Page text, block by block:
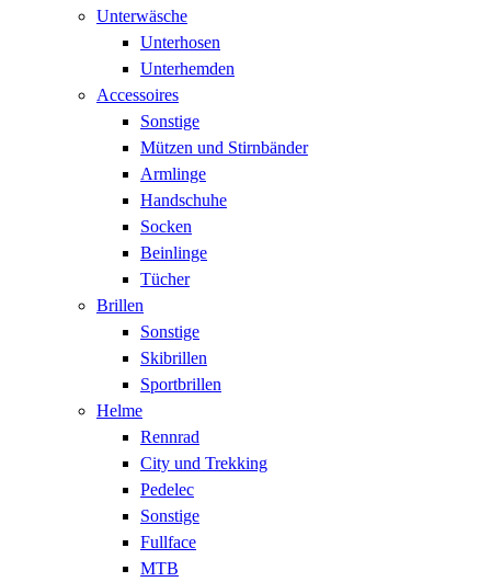
Unterwäsche
Unterhosen
Unterhemden
Accessoires
Sonstige
Mützen und Stirnbänder
Armlinge
Handschuhe
Socken
Beinlinge
Tücher
Brillen
Sonstige
Skibrillen
Sportbrillen
Helme
Rennrad
City und Trekking
Pedelec
Sonstige
Fullface
MTB